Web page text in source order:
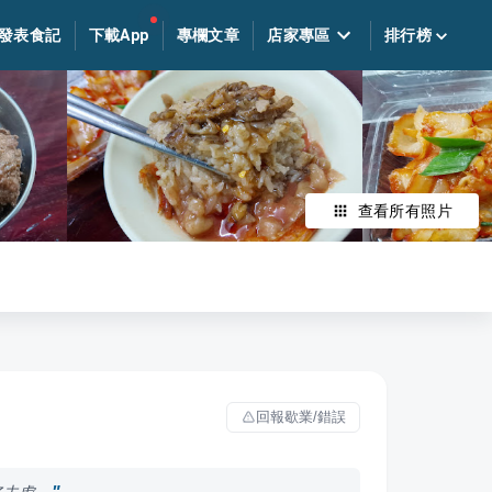
表食記 下載App 專欄文章 店家專區 排行榜
查看所有照片
回報歇業/錯誤